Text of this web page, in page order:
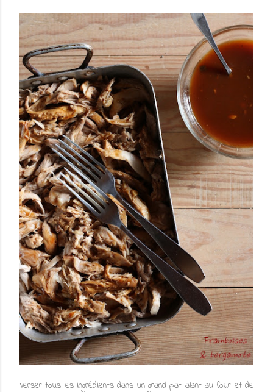
Verser tous les ingrédients dans un grand plat allant au four et de